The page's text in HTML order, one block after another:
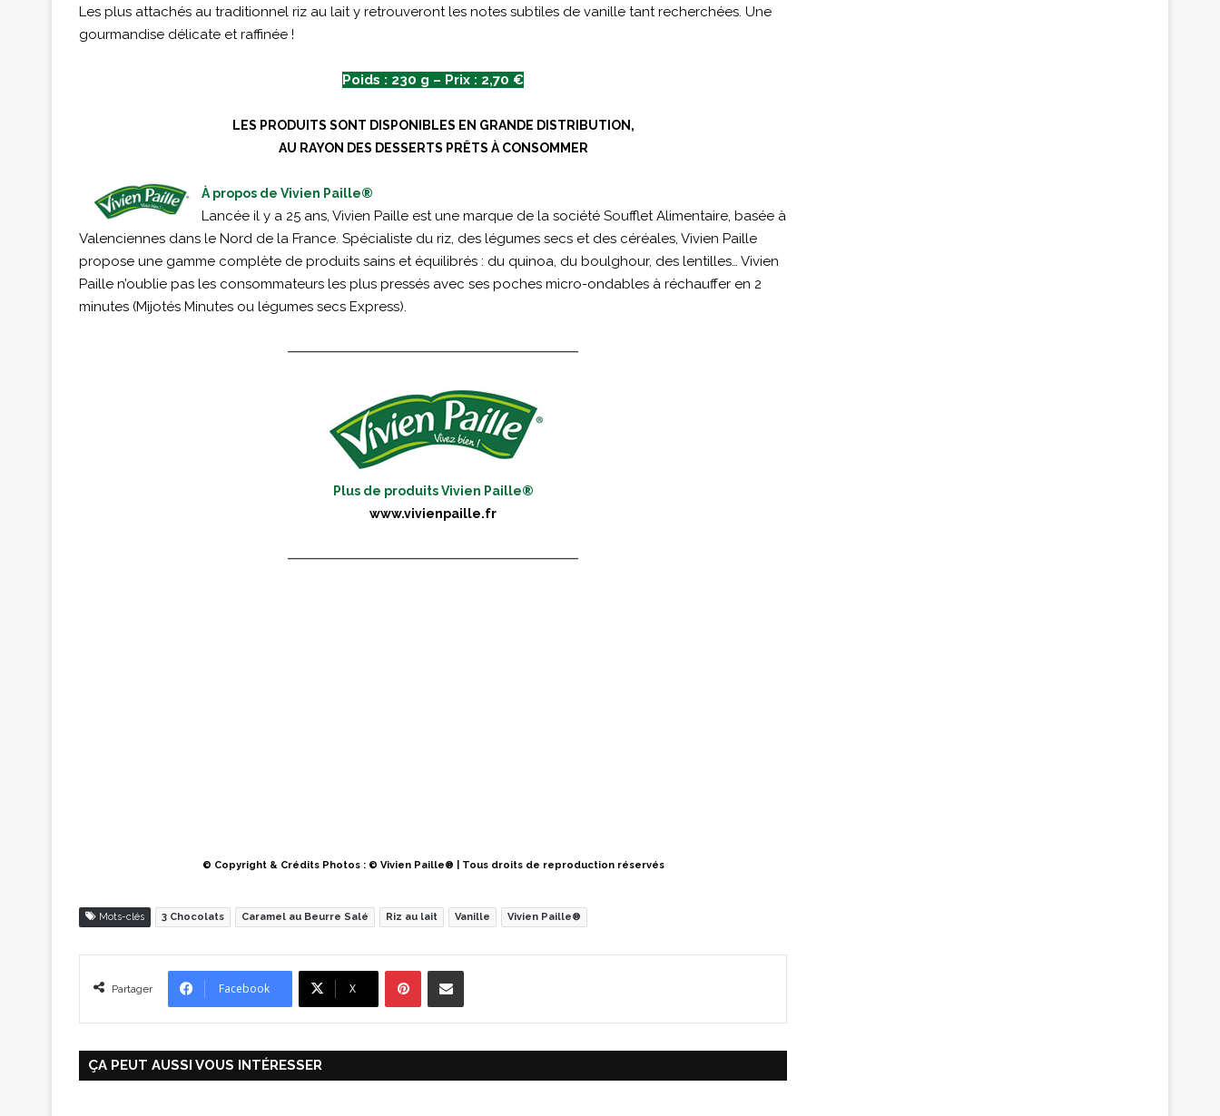
Les plus attachés au traditionnel riz au lait y retrouveront les notes subtiles de vanille tant recherchées. Une
gourmandise délicate et raffinée !
Poids : 230 g – Prix : 2,70 €
LES PRODUITS SONT DISPONIBLES EN GRANDE DISTRIBUTION,
AU RAYON DES DESSERTS PRÊTS À CONSOMMER
À propos de Vivien Paille®
Lancée il y a 25 ans, Vivien Paille est une marque de la société Soufflet Alimentaire, basée à
Valenciennes dans le Nord de la France. Spécialiste du riz, des légumes secs et des céréales, Vivien Paille
propose une gamme complète de produits sains et équilibrés : du quinoa, du boulghour, des lentilles… Vivien
Paille n’oublie pas les consommateurs les plus pressés avec ses poches micro-ondables à réchauffer en 2
minutes (Mijotés Minutes ou légumes secs Express).
Plus de produits Vivien Paille®
www.vivienpaille.fr
© Copyright & Crédits Photos : © Vivien Paille® | Tous droits de reproduction réservés
Mots-clés 3 Chocolats Caramel au Beurre Salé Riz au lait Vanille Vivien Paille®
Partager Facebook X
ÇA PEUT AUSSI VOUS INTÉRESSER